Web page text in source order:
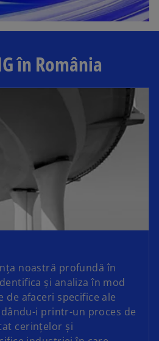
în România
noastră profundă în
și analiza în mod
afaceri specifice ale
i printr-un proces de
cerințelor și